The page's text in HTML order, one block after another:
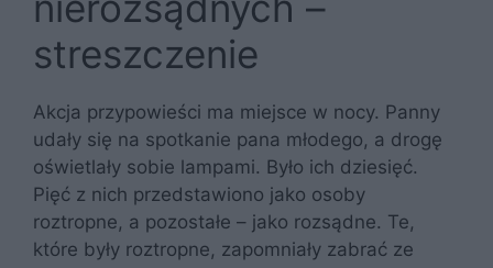
streszczenie
Akcja przypowieści ma miejsce w nocy. Panny
udały się na spotkanie pana młodego, a drogę
oświetlały sobie lampami. Było ich dziesięć.
Pięć z nich przedstawiono jako osoby
roztropne, a pozostałe – jako rozsądne. Te,
które były roztropne, zapomniały zabrać ze